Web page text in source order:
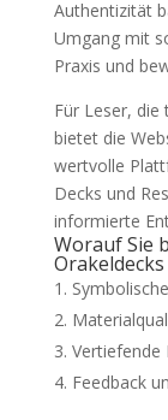
Authentizität
Umgang mit
Praxis und
Für Leser,
bietet die
wertvolle
Decks und
informierte
Worauf Sie
Vertiefende
Feedback